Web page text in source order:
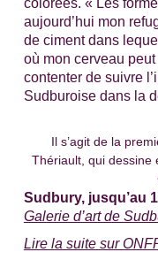
aujourd’hui mon
de ciment dans
où mon cerveau
contenter de suivre
Sudburoise dans la
Il s’agit de la
Thériault, qui dessine
Sudbury, jusqu’au
Galerie d’art de
Lire la suite sur